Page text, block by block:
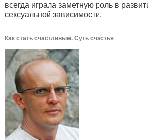
всегда играла заметную роль в
сексуальной зависимости.
Как стать счастливым. Суть счастья